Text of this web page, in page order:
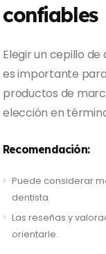
confiables
Elegir un cepillo
es importante
productos de
elección en
Recomendación:
Puede considerar
dentista.
Las reseñas y
orientarle.